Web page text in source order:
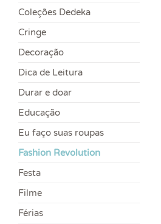
Coleções Dedeka
Cringe
Decoração
Dica de Leitura
Durar e doar
Educação
Eu faço suas roupas
Fashion Revolution
Festa
Filme
Férias